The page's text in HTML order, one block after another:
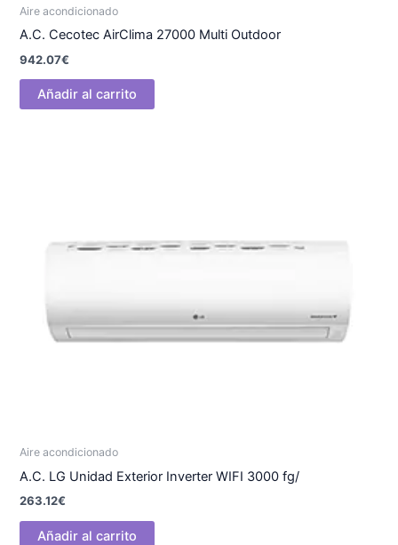
Aire acondicionado
A.C. Cecotec AirClima 27000 Multi Outdoor
942.07€
Añadir al carrito
Aire acondicionado
A.C. LG Unidad Exterior Inverter WIFI 3000 fg/
263.12€
Añadir al carrito